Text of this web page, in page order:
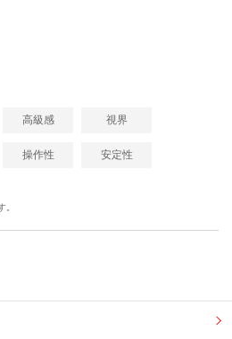
高級感 視界
操作性 安定性
。